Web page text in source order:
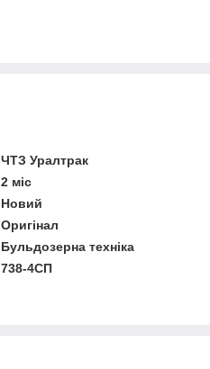
ЧТЗ Уралтрак
2 міс
Новий
Оригінал
Бульдозерна техніка
738-4СП